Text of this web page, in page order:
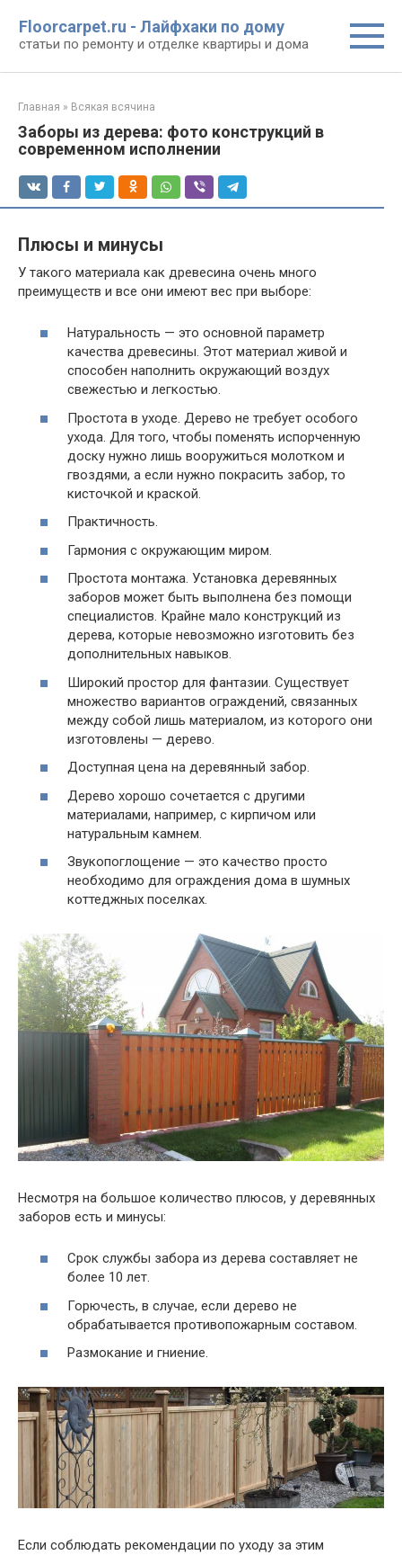
контенту
Floorcarpet.ru - Лайфхаки по дому
статьи по ремонту и отделке квартиры и дома
Главная » Всякая всячина
Заборы из дерева: фото конструкций в
современном исполнении
Плюсы и минусы
У такого материала как древесина очень много
преимуществ и все они имеют вес при выборе:
Натуральность — это основной параметр
качества древесины. Этот материал живой и
способен наполнить окружающий воздух
свежестью и легкостью.
Простота в уходе. Дерево не требует особого
ухода. Для того, чтобы поменять испорченную
доску нужно лишь вооружиться молотком и
гвоздями, а если нужно покрасить забор, то
кисточкой и краской.
Практичность.
Гармония с окружающим миром.
Простота монтажа. Установка деревянных
заборов может быть выполнена без помощи
специалистов. Крайне мало конструкций из
дерева, которые невозможно изготовить без
дополнительных навыков.
Широкий простор для фантазии. Существует
множество вариантов ограждений, связанных
между собой лишь материалом, из которого они
изготовлены — дерево.
Доступная цена на деревянный забор.
Дерево хорошо сочетается с другими
материалами, например, с кирпичом или
натуральным камнем.
Звукопоглощение — это качество просто
необходимо для ограждения дома в шумных
коттеджных поселках.
Несмотря на большое количество плюсов, у деревянных
заборов есть и минусы:
Срок службы забора из дерева составляет не
более 10 лет.
Горючесть, в случае, если дерево не
обрабатывается противопожарным составом.
Размокание и гниение.
Если соблюдать рекомендации по уходу за этим